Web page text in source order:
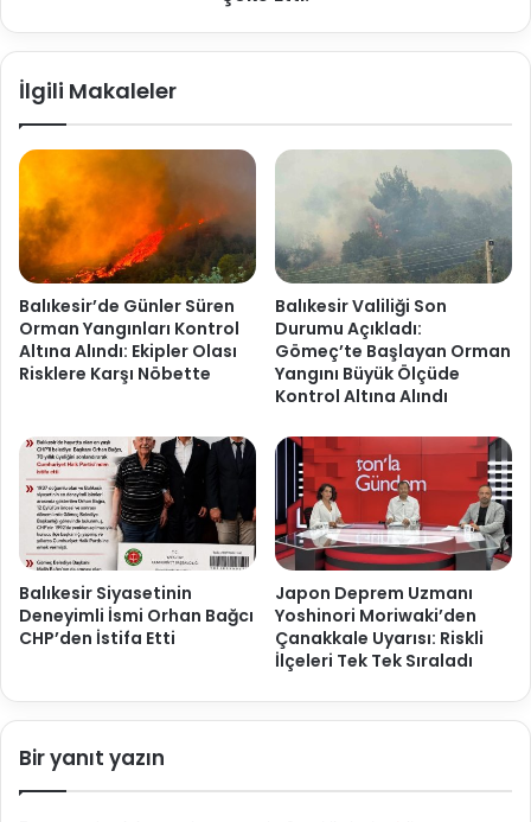
İlgili Makaleler
Balıkesir’de Günler Süren
Orman Yangınları Kontrol
Altına Alındı: Ekipler Olası
Risklere Karşı Nöbette
Balıkesir Valiliği Son
Durumu Açıkladı:
Gömeç’te Başlayan Orman
Yangını Büyük Ölçüde
Kontrol Altına Alındı
Balıkesir Siyasetinin
Deneyimli İsmi Orhan Bağcı
CHP’den İstifa Etti
Japon Deprem Uzmanı
Yoshinori Moriwaki’den
Çanakkale Uyarısı: Riskli
İlçeleri Tek Tek Sıraladı
Bir yanıt yazın